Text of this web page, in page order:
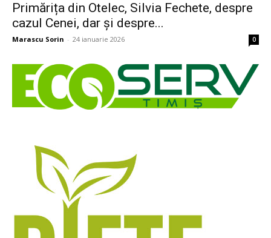
Primărița din Otelec, Silvia Fechete, despre
cazul Cenei, dar și despre...
Marascu Sorin - 24 ianuarie 2026 0